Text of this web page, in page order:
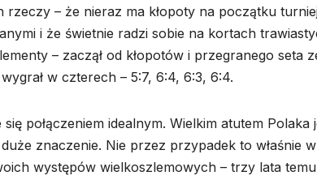
rzeczy – że nieraz ma kłopoty na początku
i że świetnie radzi sobie na kortach
– zaczął od kłopotów i przegranego seta
w czterech – 5:7, 6:4, 6:3, 6:4.
połączeniem idealnym. Wielkim atutem
znaczenie. Nie przez przypadek to właśnie w
występów wielkoszlemowych – trzy lata